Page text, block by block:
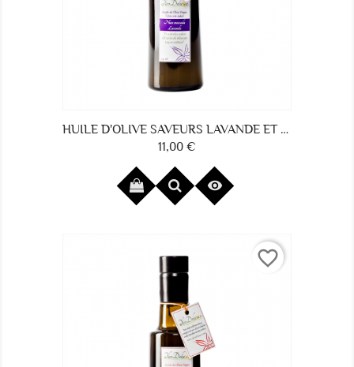
HUILE D'OLIVE SAVEURS LAVANDE ET NOIX DE MUSCADE
Prix
11,00 €

favorite_border